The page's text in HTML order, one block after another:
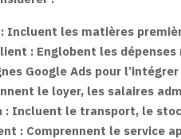
Incluent les matières
: Englobent les
Google Ads pour
le loyer, les salaires
: Incluent le transport, le
: Comprennent le service